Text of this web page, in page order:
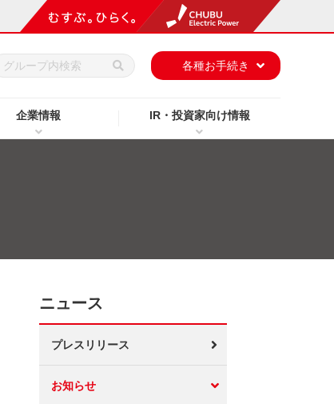
企業情報 IR・投資家向け情報
各種お手続き
ニュース
プレスリリース
お知らせ